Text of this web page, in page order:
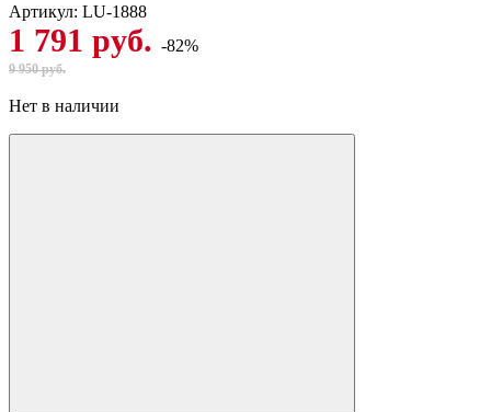
Артикул: LU-1888
1 791 руб. -82%
9 950 руб.
Нет в наличии